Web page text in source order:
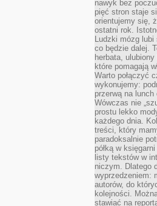
nawyk bez
pięć stron staje
orientujemy się,
ostatni rok.
Ludzki mózg lubi
co będzie dalej.
herbata,
które pomagają
Warto połączyć
wykonujemy:
przerwą na
Wówczas nie
prostu lekko
każdego dnia.
treści, który
paradoksalnie
półką w
listy tekstów w
niczym. Dlatego
wyprzedzeniem:
autorów, do
kolejności.
stawiać na